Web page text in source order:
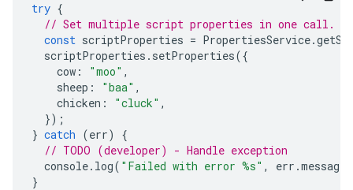
try {
// Set multiple script properties in one call.
const scriptProperties = PropertiesService.
scriptProperties . setProperties({
cow : "moo" ,
sheep : "baa" ,
chicken : "cluck" ,
});
} catch (err)
{
// TODO (developer) - Handle exception
console. log( "Failed with error %s" , err .message
}